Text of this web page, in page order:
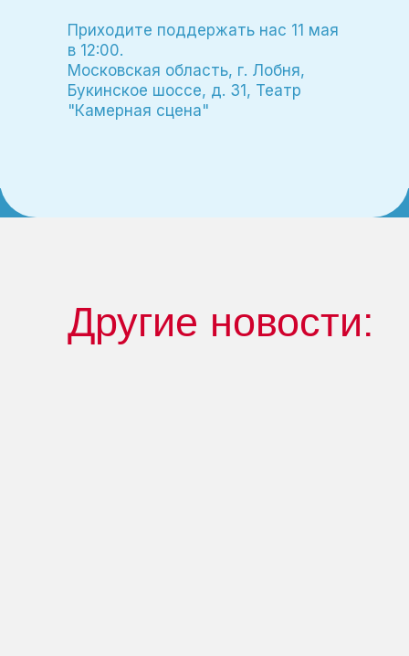
Приходите поддержать нас 11 мая
в 12:00.
Московская область, г. Лобня,
Букинское шоссе, д. 31, Театр
"Камерная сцена"
Другие новости: